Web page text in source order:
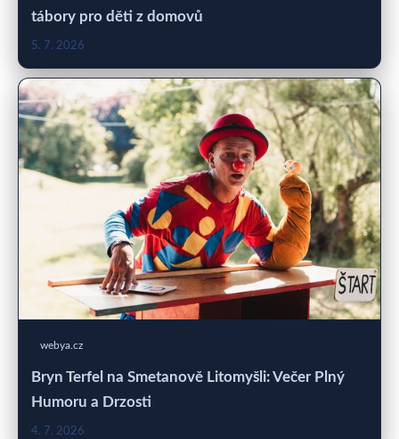
tábory pro děti z domovů
5. 7. 2026
webya.cz
Bryn Terfel na Smetanově Litomyšli: Večer Plný
Humoru a Drzosti
4. 7. 2026